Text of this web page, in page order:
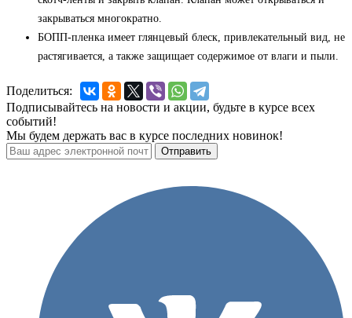
закрываться многократно.
БОПП-пленка имеет глянцевый блеск, привлекательный вид, не
растягивается, а также защищает содержимое от влаги и пыли.
Поделиться:
Подписывайтесь на новости и акции, будьте в курсе всех
событий!
Мы будем держать вас в курсе последних новинок!